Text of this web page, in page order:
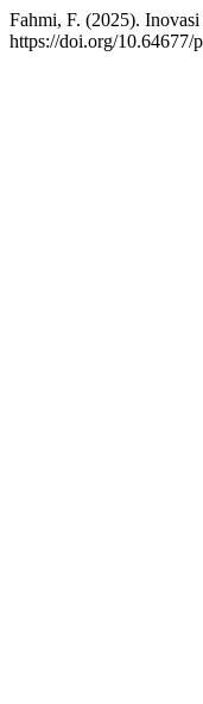
Fahmi, F. (2025).
https://doi.org/10.64677/